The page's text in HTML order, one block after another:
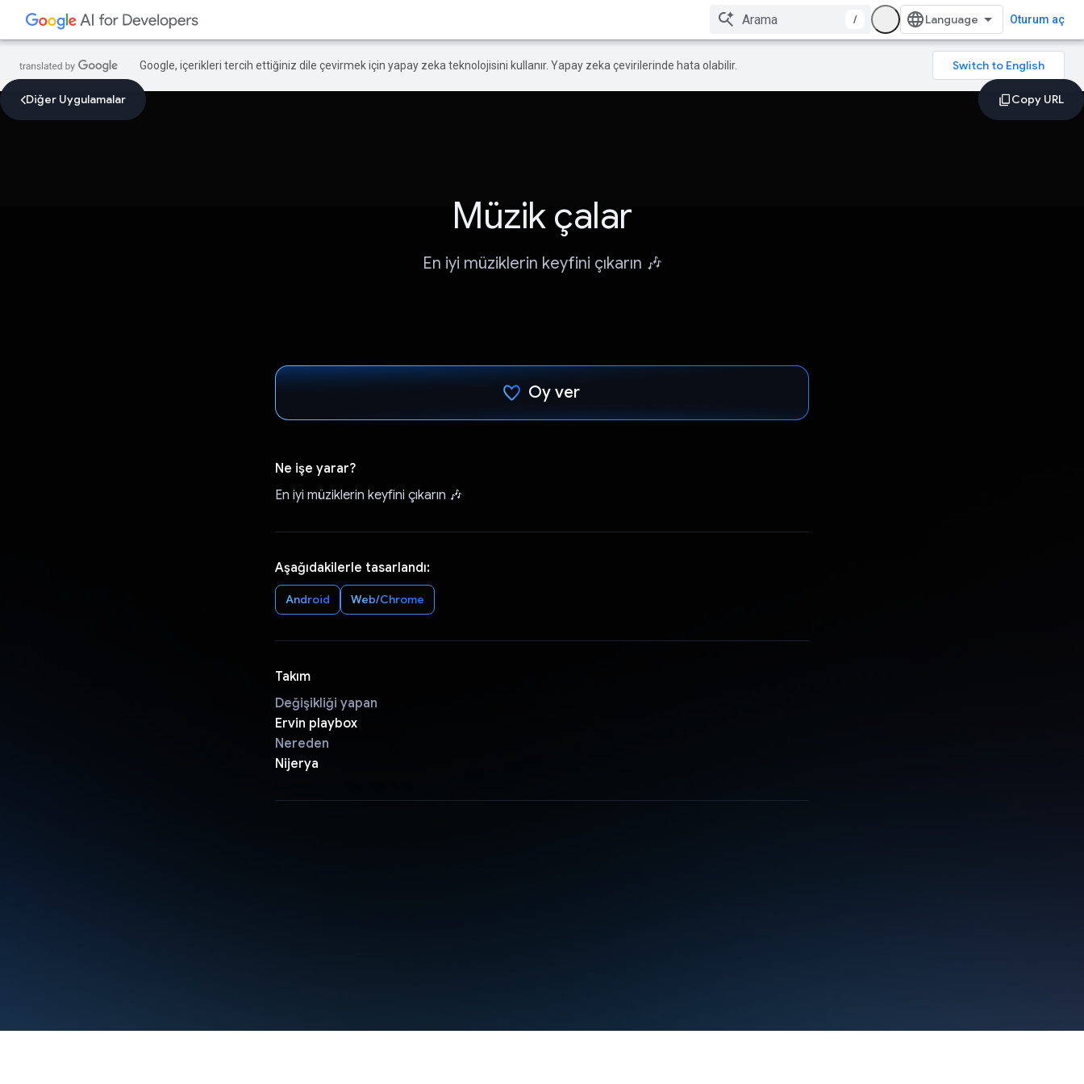
/ Oturum aç
Google, içerikleri tercih ettiğiniz dile çevirmek için yapay zeka teknolojisini kullanır. Yapay zeka çevirilerinde hata olabilir.
Diğer Uygulamalar
Müzik çalar
En iyi müziklerin keyfini çıkarın 🎶
Oy ver
Ne işe yarar?
En iyi müziklerin keyfini çıkarın 🎶
Aşağıdakilerle tasarlandı:
Android Web/Chrome
Takım
Değişikliği yapan
Ervin playbox
Nereden
Nijerya